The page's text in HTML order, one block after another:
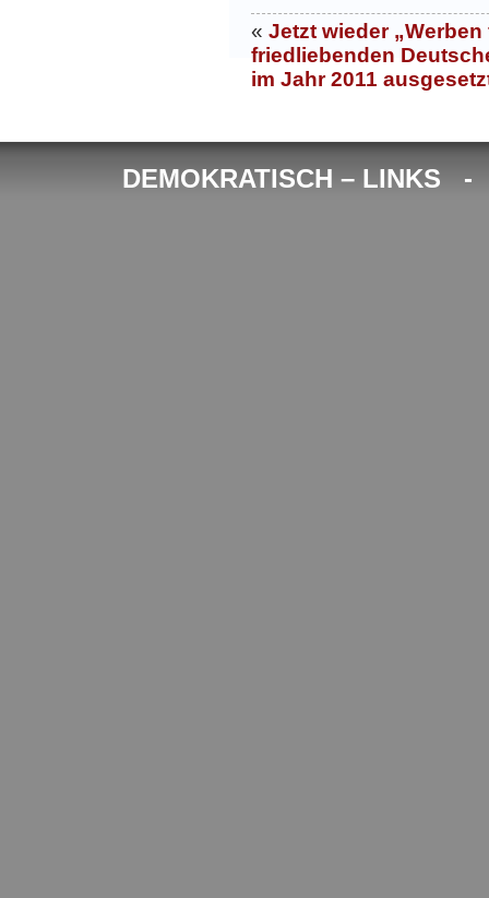
« Jetzt wieder
friedliebenden
im Jahr 2011
DEMOKRATISCH – LINKS